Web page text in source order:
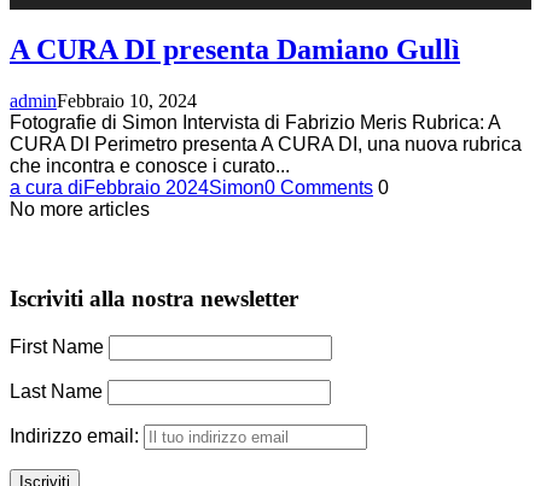
A CURA DI presenta Damiano Gullì
adminFebbraio 10, 2024
Fotografie di Simon Intervista di Fabrizio Meris Rubrica: A
CURA DI Perimetro presenta A CURA DI, una nuova rubrica
che incontra e conosce i curato...
a cura diFebbraio 2024Simon0 Comments 0
No more articles
Iscriviti alla nostra newsletter
First Name
Last Name
Indirizzo email: